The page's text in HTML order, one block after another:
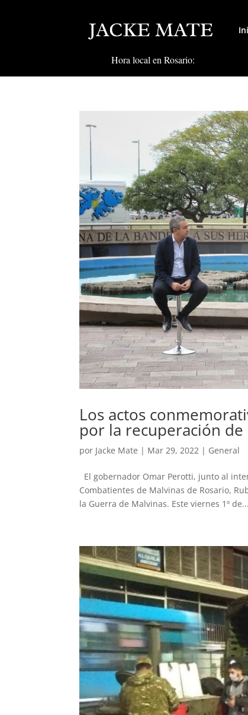
Hora local en Rosario:
Los actos
por la recuperación de
por Jacke Mate | Mar 29, 2022 | General
El gobernador Omar Perotti, junto al
Combatientes de Malvinas de Rosario,
la Guerra de Malvinas. Este viernes 1º de...